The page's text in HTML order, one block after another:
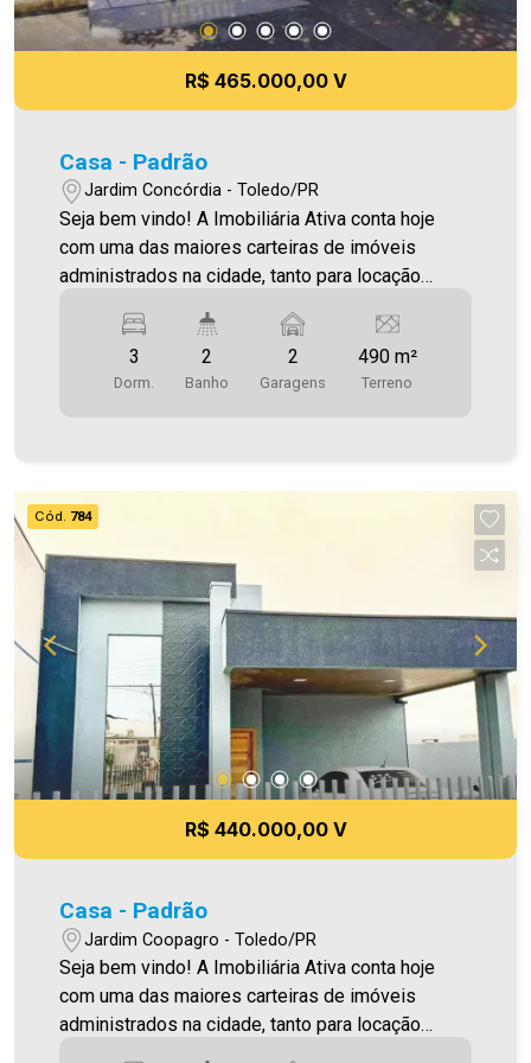
R$ 465.000,00 V
Casa - Padrão
Jardim Concórdia - Toledo/PR
Seja bem vindo! A Imobiliária Ativa conta hoje
com uma das maiores carteiras de imóveis
administrados na cidade, tanto para locação
opções! Casa Localizada no Jardim Concórdia. O
Imóvel conta com: - 3 quartos - Sala de estar -
Cozinha - 1 WC - Área de serviço - 2 vaga de
3
Dorm.
2
Banho
2
Garagens
490 m²
Terreno
Cód. 784
R$ 440.000,00 V
Casa - Padrão
Jardim Coopagro - Toledo/PR
Seja bem vindo! A Imobiliária Ativa conta hoje
com uma das maiores carteiras de imóveis
administrados na cidade, tanto para locação